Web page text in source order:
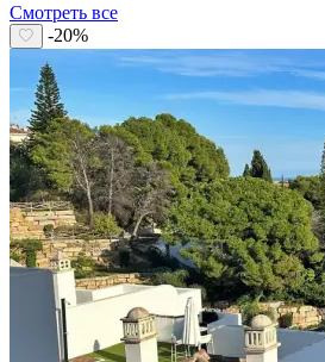
Смотреть все
-20%